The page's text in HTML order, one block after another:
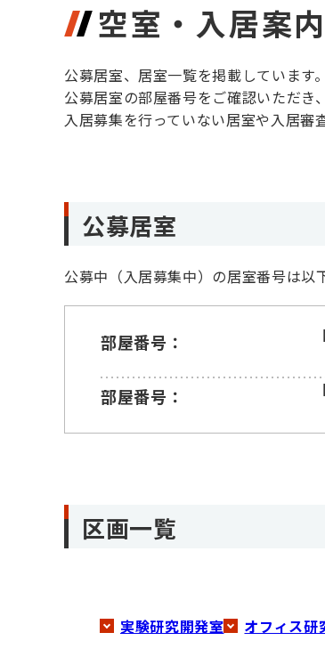
空室・入居案内
公募居室、居室一覧を掲載しています。
公募居室の部屋番号をご確認いただき
入居募集を行っていない居室や入居審
公募居室
公募中（入居募集中）の居室番号は以
部屋番号：
部屋番号：
区画一覧
実験研究開発室 オフィス研